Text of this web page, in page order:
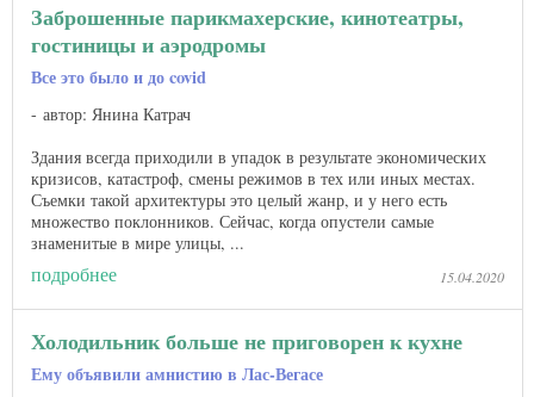
Заброшенные парикмахерские, кинотеатры,
гостиницы и аэродромы
Все это было и до covid
автор: Янина Катрач
Здания всегда приходили в упадок в результате экономических
кризисов, катастроф, смены режимов в тех или иных местах.
Съемки такой архитектуры это целый жанр, и у него есть
множество поклонников. Сейчас, когда опустели самые
знаменитые в мире улицы, ...
подробнее 15.04.2020
Холодильник больше не приговорен к кухне
Ему объявили амнистию в Лас-Вегасе